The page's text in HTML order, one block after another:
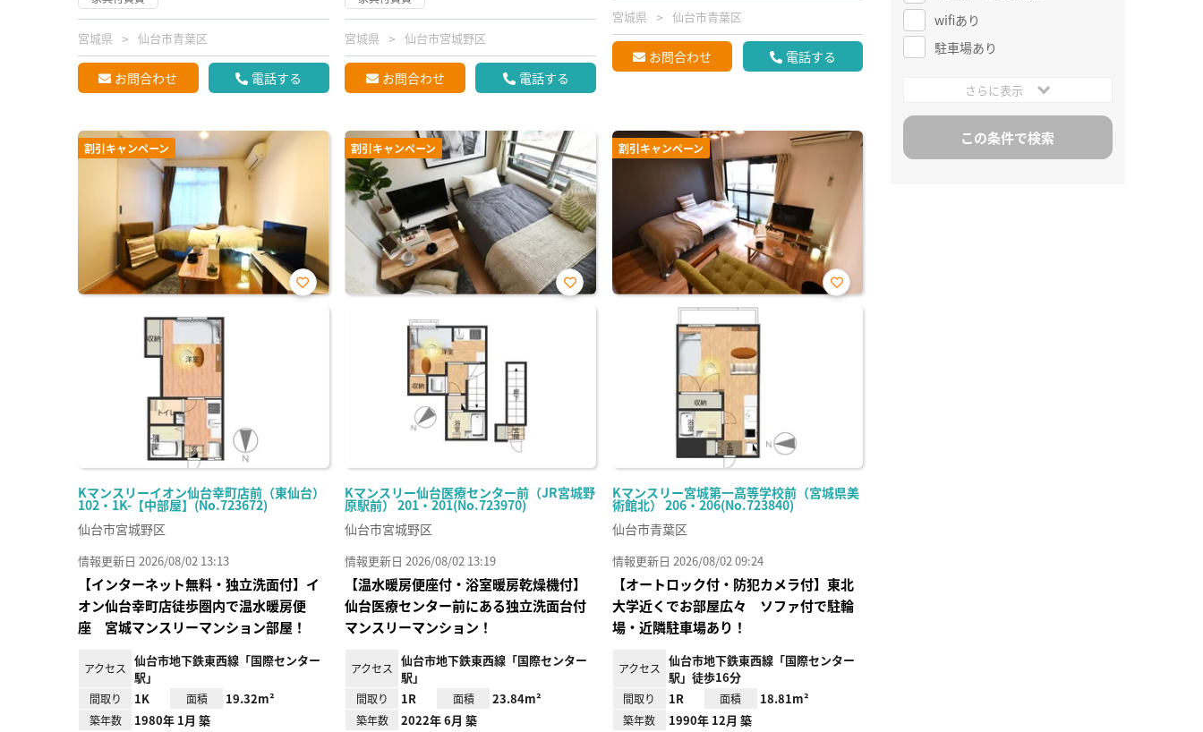
宮城県 仙台市青葉区
お問合わせ 電話する
宮城県 仙台市宮城野区
お問合わせ 電話する
宮城県 仙台市青葉区
お問合わせ 電話する
割引キャンペーン
Kマンスリーイオン仙台幸町店前（東仙台）
102・1K-【中部屋】(No.723672)
お気
仙台市宮城野区
情報更新日 2026/08/02 13:13
【インターネット無料・独立洗面付】イ
オン仙台幸町店徒歩圏内で温水暖房便
座 宮城マンスリーマンション部屋！
アクセス
仙台市地下鉄東西線「国際センター
駅」
間取り 1K 面積 19.32m²
築年数 1980年 1月 築
割引キャンペーン
Kマンスリー仙台医療センター前（JR宮城野
原駅前） 201・201(No.723970)
お気
仙台市宮城野区
情報更新日 2026/08/02 13:19
【温水暖房便座付・浴室暖房乾燥機付】
仙台医療センター前にある独立洗面台付
マンスリーマンション！
アクセス
仙台市地下鉄東西線「国際センター
駅」
間取り 1R 面積 23.84m²
築年数 2022年 6月 築
割引キャンペーン
Kマンスリー宮城第一高等学校前（宮城県美
術館北） 206・206(No.723840)
お気
仙台市青葉区
情報更新日 2026/08/02 09:24
【オートロック付・防犯カメラ付】東北
大学近くでお部屋広々 ソファ付で駐輪
場・近隣駐車場あり！
アクセス
仙台市地下鉄東西線「国際センター
駅」徒歩16分
間取り 1R 面積 18.81m²
築年数 1990年 12月 築
wifiあり
駐車場あり
さらに表示